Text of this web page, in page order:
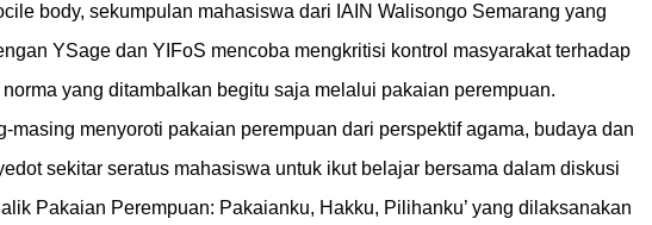
body, sekumpulan mahasiswa dari IAIN Walisongo Semarang yang
YSage dan YIFoS mencoba mengkritisi kontrol masyarakat terhadap
yang ditambalkan begitu saja melalui pakaian perempuan.
masing menyoroti pakaian perempuan dari perspektif agama, budaya dan
sekitar seratus mahasiswa untuk ikut belajar bersama dalam diskusi
Pakaian Perempuan: Pakaianku, Hakku, Pilihanku’ yang dilaksanakan